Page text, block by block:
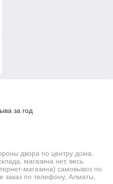
за год
двора по центру дома,
магазина нет, весь
магазина) самовывоз по
заказ по телефону, Алматы,